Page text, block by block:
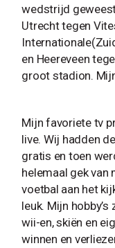
wedstrijd
Utrecht tegen
en Heereveen
groot stadion.
Mijn favoriete tv
live. Wij hadden
gratis en toen
helemaal gek van
voetbal aan het
leuk. Mijn
wii-en, skiën en
winnen en